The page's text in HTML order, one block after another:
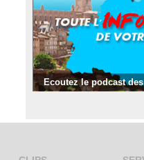
Ecoutez le podcast